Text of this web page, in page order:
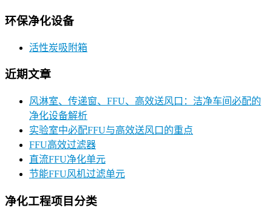
环保净化设备
活性炭吸附箱
近期文章
风淋室、传递窗、FFU、高效送风口：洁净车间必配的
净化设备解析
实验室中必配FFU与高效送风口的重点
FFU高效过滤器
直流FFU净化单元
节能FFU风机过滤单元
净化工程项目分类